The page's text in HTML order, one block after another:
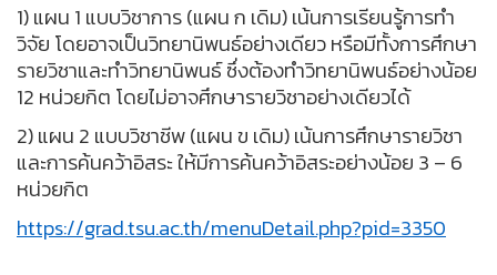
1) แผน 1 แบบวิชาการ (แผน ก เดิม) เน้นการเรียนรู้การทำ
วิจัย โดยอาจเป็นวิทยานิพนธ์อย่างเดียว หรือมีทั้งการศึกษา
รายวิชาและทำวิทยานิพนธ์ ซึ่งต้องทำวิทยานิพนธ์อย่างน้อย
12 หน่วยกิต โดยไม่อาจศึกษารายวิชาอย่างเดียวได้
2) แผน 2 แบบวิชาชีพ (แผน ข เดิม) เน้นการศึกษารายวิชา
และการค้นคว้าอิสระ ให้มีการค้นคว้าอิสระอย่างน้อย 3 – 6
หน่วยกิต
https://grad.tsu.ac.th/menuDetail.php?pid=3350